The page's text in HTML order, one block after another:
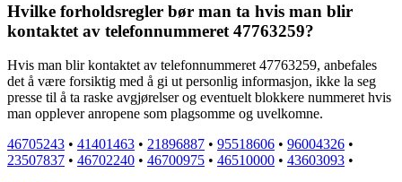
Hvilke forholdsregler bør man ta hvis man blir
kontaktet av telefonnummeret 47763259?
Hvis man blir kontaktet av telefonnummeret 47763259, anbefales
det å være forsiktig med å gi ut personlig informasjon, ikke la seg
presse til å ta raske avgjørelser og eventuelt blokkere nummeret hvis
man opplever anropene som plagsomme og uvelkomne.
46705243 • 41401463 • 21896887 • 95518606 • 96004326 •
23507837 • 46702240 • 46700975 • 46510000 • 43603093 •